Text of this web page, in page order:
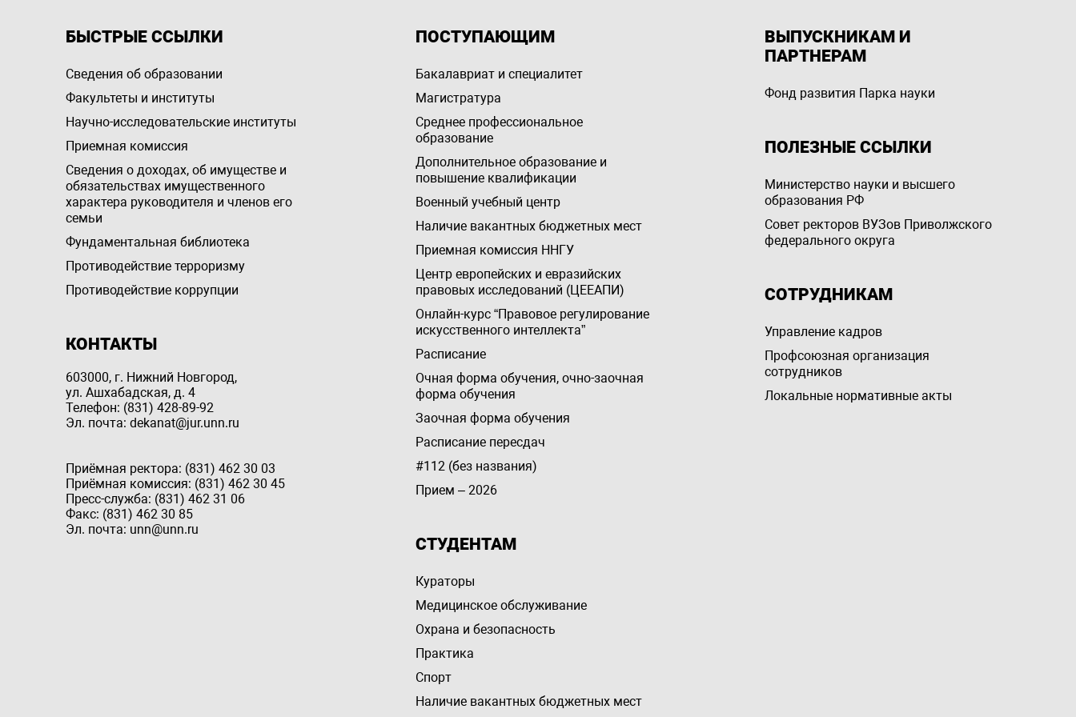
БЫСТРЫЕ ССЫЛКИ
Сведения об образовании
Факультеты и институты
Научно-исследовательские институты
Приемная комиссия
Сведения о доходах, об имуществе и
обязательствах имущественного
характера руководителя и членов его
семьи
Фундаментальная библиотека
Противодействие терроризму
Противодействие коррупции
КОНТАКТЫ
603000, г. Нижний Новгород,
ул. Ашхабадская, д. 4
Телефон: (831) 428-89-92
Эл. почта: dekanat@jur.unn.ru
Приёмная ректора: (831) 462 30 03
Приёмная комиссия: (831) 462 30 45
Пресс-служба: (831) 462 31 06
Факс: (831) 462 30 85
Эл. почта: unn@unn.ru
ПОСТУПАЮЩИМ
Бакалавриат и специалитет
Магистратура
Среднее профессиональное
образование
Дополнительное образование и
повышение квалификации
Военный учебный центр
Наличие вакантных бюджетных мест
Приемная комиссия ННГУ
Центр европейских и евразийских
правовых исследований (ЦЕЕАПИ)
Онлайн-курс “Правовое регулирование
искусственного интеллекта”
Расписание
Очная форма обучения, очно-заочная
форма обучения
Заочная форма обучения
Расписание пересдач
#112 (без названия)
Прием – 2026
СТУДЕНТАМ
Кураторы
Медицинское обслуживание
Охрана и безопасность
Практика
Спорт
Наличие вакантных бюджетных мест
ВЫПУСКНИКАМ И
ПАРТНЕРАМ
Фонд развития Парка науки
ПОЛЕЗНЫЕ ССЫЛКИ
Министерство науки и высшего
образования РФ
Совет ректоров ВУЗов Приволжского
федерального округа
СОТРУДНИКАМ
Управление кадров
Профсоюзная организация
сотрудников
Локальные нормативные акты